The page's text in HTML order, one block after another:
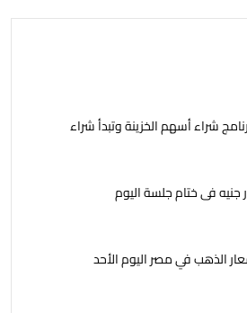
شراء أسهم الخزينة وتبدأ شراء
جنيه فى ختام جلسة اليوم